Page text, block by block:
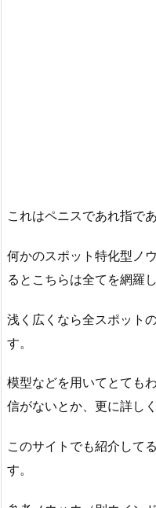
これはペニスであれ指で
何かのスポット特化型ノ
るとこちらは全てを網羅
浅く広くなら全スポット
す。
模型などを用いてとても
信がないとか、更に詳し
このサイトでも紹介して
す。